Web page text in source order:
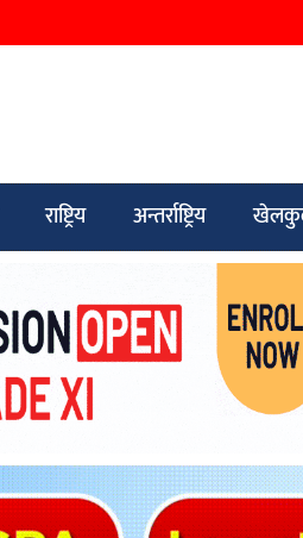
राष्ट्रिय अन्तर्राष्ट्रिय